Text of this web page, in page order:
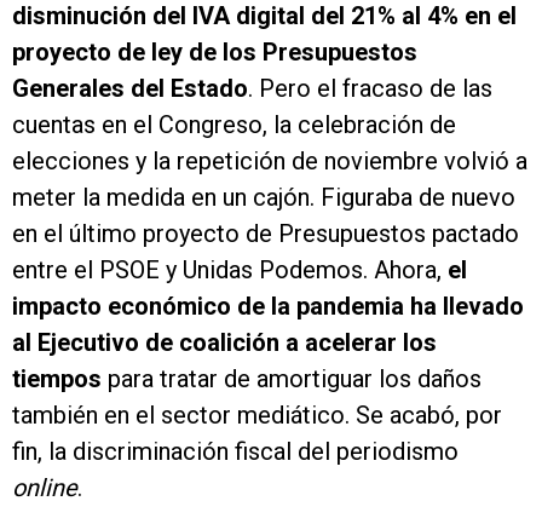
disminución del IVA digital del 21% al 4% en el
proyecto de ley de los Presupuestos
Generales del Estado. Pero el fracaso de las
cuentas en el Congreso, la celebración de
elecciones y la repetición de noviembre volvió a
meter la medida en un cajón. Figuraba de nuevo
en el último proyecto de Presupuestos pactado
entre el PSOE y Unidas Podemos. Ahora, el
impacto económico de la pandemia ha llevado
al Ejecutivo de coalición a acelerar los
tiempos para tratar de amortiguar los daños
también en el sector mediático. Se acabó, por
fin, la discriminación fiscal del periodismo
online.